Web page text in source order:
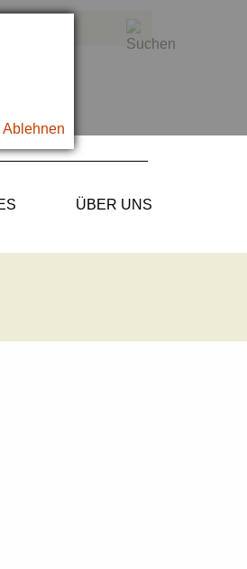
Ablehnen
ÜBER UNS